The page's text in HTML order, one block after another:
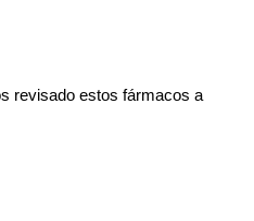
revisado estos fármacos a